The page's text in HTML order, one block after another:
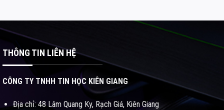
THÔNG TIN LIÊN HỆ
CÔNG TY TNHH TIN HỌC KIÊN GIANG
Địa chỉ: 48 Lâm Quang Ky, Rạch Giá, Kiên Giang